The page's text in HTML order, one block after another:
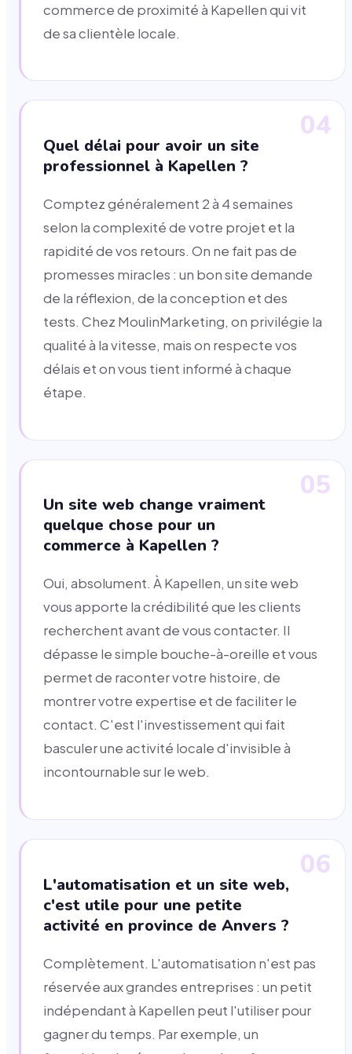
commerce de proximité à Kapellen qui vit
de sa clientèle locale.
04
Quel délai pour avoir un site
professionnel à Kapellen ?
Comptez généralement 2 à 4 semaines
selon la complexité de votre projet et la
rapidité de vos retours. On ne fait pas de
promesses miracles : un bon site demande
de la réflexion, de la conception et des
tests. Chez MoulinMarketing, on privilégie la
qualité à la vitesse, mais on respecte vos
délais et on vous tient informé à chaque
étape.
05
Un site web change vraiment
quelque chose pour un
commerce à Kapellen ?
Oui, absolument. À Kapellen, un site web
vous apporte la crédibilité que les clients
recherchent avant de vous contacter. Il
dépasse le simple bouche-à-oreille et vous
permet de raconter votre histoire, de
montrer votre expertise et de faciliter le
contact. C'est l'investissement qui fait
basculer une activité locale d'invisible à
incontournable sur le web.
06
L'automatisation et un site web,
c'est utile pour une petite
activité en province de Anvers ?
Complètement. L'automatisation n'est pas
réservée aux grandes entreprises : un petit
indépendant à Kapellen peut l'utiliser pour
gagner du temps. Par exemple, un